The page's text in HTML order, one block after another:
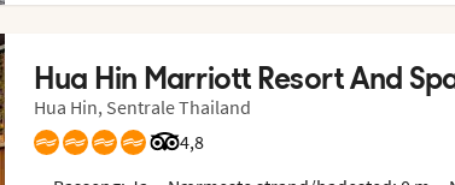
Hua Hin Marriott Resort And
Hua Hin, Sentrale Thailand
4,8
Vurdering fra Tripadvisor: 4.8 of 5